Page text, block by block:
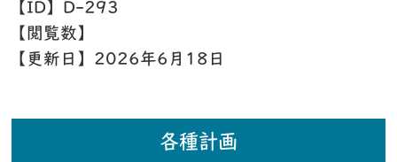
【ID】 D-293
【閲覧数】
【更新日】 2026年6月18日
各種計画